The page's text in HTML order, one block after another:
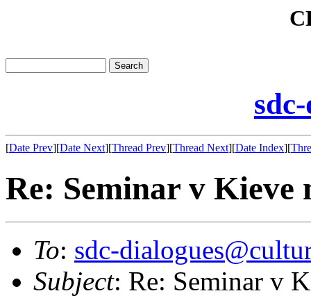
[Date Prev][Date Next][Thread Prev][Thread Next][Date Index][
Re: Seminar v Kieve
To: sdc-
Subject: Re: Seminar v